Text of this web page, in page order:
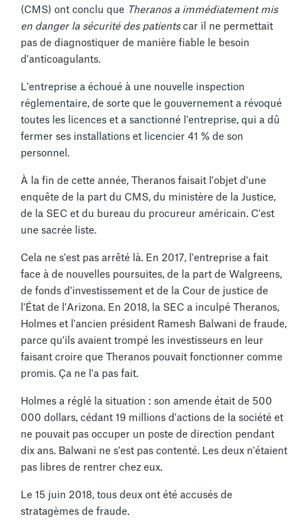
(CMS) ont conclu que Theranos a immédiatement mis
en danger la sécurité des patientscar il ne permettait
pas de diagnostiquer de manière fiable le besoin
d'anticoagulants.
L'entreprise a échoué à une nouvelle inspection
réglementaire, de sorte que le gouvernement a révoqué
toutes les licences et a sanctionné l'entreprise, qui a dû
fermer ses installations et licencier 41 % de son
personnel.
À la fin de cette année, Theranos faisait l'objet d'une
enquête de la part du CMS, du ministère de la Justice,
de la SEC et du bureau du procureur américain. C'est
une sacrée liste.
Cela ne s'est pas arrêté là. En 2017, l'entreprise a fait
face à de nouvelles poursuites, de la part de Walgreens,
de fonds d'investissement et de la Cour de justice de
l'État de l'Arizona. En 2018, la SEC a inculpé Theranos,
Holmes et l'ancien président Ramesh Balwani de fraude,
parce qu'ils avaient trompé les investisseurs en leur
faisant croire que Theranos pouvait fonctionner comme
promis. Ça ne l'a pas fait.
Holmes a réglé la situation : son amende était de 500
000 dollars, cédant 19 millions d'actions de la société et
ne pouvait pas occuper un poste de direction pendant
dix ans. Balwani ne s'est pas contenté. Les deux n'étaient
pas libres de rentrer chez eux.
Le 15 juin 2018, tous deux ont été accusés de
stratagèmes de fraude.